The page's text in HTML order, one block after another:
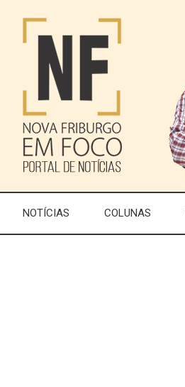
NOTÍCIAS COLUNAS